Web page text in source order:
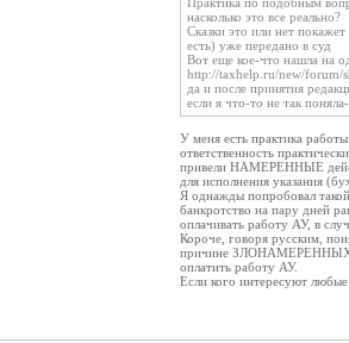
насколько это все реально?
Сказки это или нет
есть) уже передано в суд
Вот еще кое-что нашла на
http://taxhelp.ru/new/forum/
да и после принятия
если я что-то не так
У меня есть практика
ответственность
привели НАМЕРЕННЫЕ
для исполнения указания
Я однажды попробовал
банкротство на пару дней
оплачивать работу АУ, в
Короче, говоря русским,
причине ЗЛОНАМЕРЕННЫХ
оплатить работу АУ.
Если кого интересуют